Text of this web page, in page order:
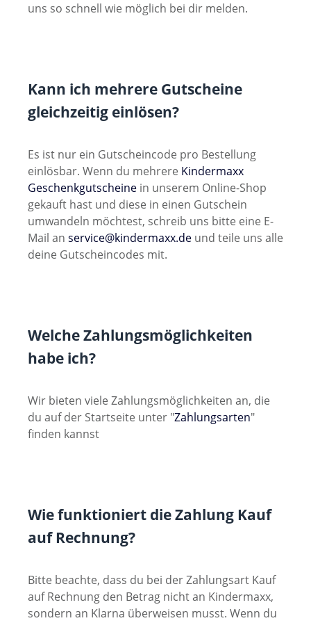
uns so schnell wie möglich bei dir melden.
Kann ich mehrere Gutscheine
gleichzeitig einlösen?
Es ist nur ein Gutscheincode pro Bestellung
einlösbar. Wenn du mehrere Kindermaxx
Geschenkgutscheine in unserem Online-Shop
gekauft hast und diese in einen Gutschein
umwandeln möchtest, schreib uns bitte eine E-
Mail an service@kindermaxx.de und teile uns alle
deine Gutscheincodes mit.
Welche Zahlungsmöglichkeiten
habe ich?
Wir bieten viele Zahlungsmöglichkeiten an, die
du auf der Startseite unter "Zahlungsarten"
finden kannst
Wie funktioniert die Zahlung Kauf
auf Rechnung?
Bitte beachte, dass du bei der Zahlungsart Kauf
auf Rechnung den Betrag nicht an Kindermaxx,
sondern an Klarna überweisen musst. Wenn du